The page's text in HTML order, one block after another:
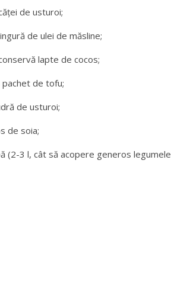
de usturoi;
de ulei de măsline;
lapte de cocos;
de tofu;
de usturoi;
soia;
3 l, cât să acopere generos